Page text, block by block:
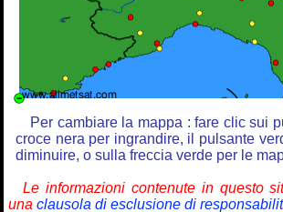
Per cambiare la mappa : fare clic sui
croce nera per ingrandire, il pulsante
diminuire, o sulla freccia verde per le
Le informazioni contenute in questo
una clausola di esclusione di